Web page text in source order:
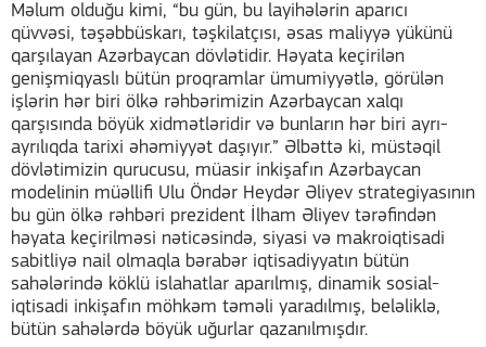
Məlum olduğu kimi, “bu gün, bu layihələrin aparıcı
qüvvəsi, təşəbbüskarı, təşkilatçısı, əsas maliyyə yükünü
qarşılayan Azərbaycan dövlətidir. Həyata keçirilən
genişmiqyaslı bütün proqramlar ümumiyyətlə, görülən
işlərin hər biri ölkə rəhbərimizin Azərbaycan xalqı
qarşısında böyük xidmətləridir və bunların hər biri ayrı-
ayrılıqda tarixi əhəmiyyət daşıyır.” Əlbəttə ki, müstəqil
dövlətimizin qurucusu, müasir inkişafın Azərbaycan
modelinin müəllifi Ulu Öndər Heydər Əliyev strategiyasının
bu gün ölkə rəhbəri prezident İlham Əliyev tərəfindən
həyata keçirilməsi nəticəsində, siyasi və makroiqtisadi
sabitliyə nail olmaqla bərabər iqtisadiyyatın bütün
sahələrində köklü islahatlar aparılmış, dinamik sosial-
iqtisadi inkişafın möhkəm təməli yaradılmış, beləliklə,
bütün sahələrdə böyük uğurlar qazanılmışdır.